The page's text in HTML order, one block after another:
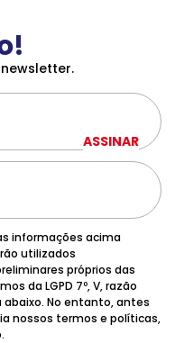
informações acima
utilizados
próprios das
da LGPD 7º, V, razão
No entanto, antes
nossos termos e políticas,
ASSINAR